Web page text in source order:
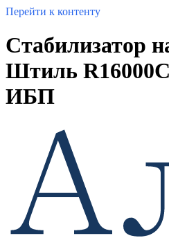
Перейти к контенту
Стабилизатор
Штиль
ИБП